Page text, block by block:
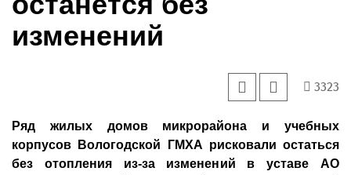
изменений
3323
Ряд жилых домов микрорайона и учебных
корпусов Вологодской ГМХА рисковали остаться
без отопления из-за изменений в уставе АО